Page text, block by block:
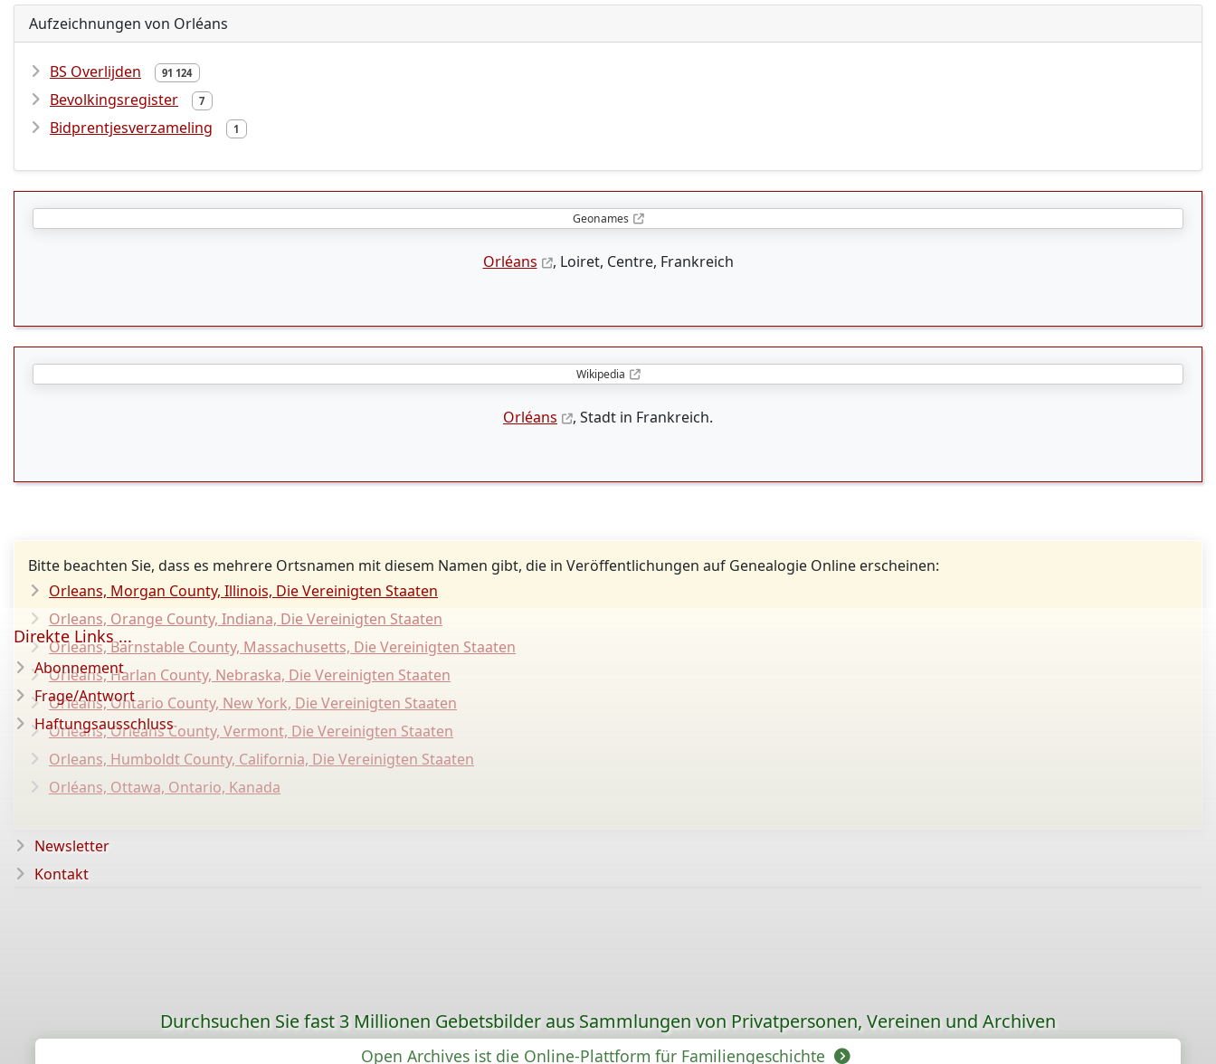
Aufzeichnungen von Orléans
BS Overlijden 91 124
Bevolkingsregister 7
Bidprentjesverzameling 1
Geonames
Orléans , Loiret, Centre, Frankreich
Wikipedia
Orléans , Stadt in Frankreich.
Bitte beachten Sie, dass es mehrere Ortsnamen mit diesem Namen gibt, die in Veröffentlichungen auf Genealogie Online erscheinen:
Orleans, Morgan County, Illinois, Die Vereinigten Staaten
Orleans, Orange County, Indiana, Die Vereinigten Staaten
Orleans, Barnstable County, Massachusetts, Die Vereinigten Staaten
Orleans, Harlan County, Nebraska, Die Vereinigten Staaten
Orleans, Ontario County, New York, Die Vereinigten Staaten
Orleans, Orleans County, Vermont, Die Vereinigten Staaten
Orleans, Humboldt County, California, Die Vereinigten Staaten
Orléans, Ottawa, Ontario, Kanada
Direkte Links ...
Abonnement
Frage/Antwort
Haftungsausschluss
Newsletter
Kontakt
Durchsuchen Sie fast 3 Millionen Gebetsbilder aus Sammlungen von Privatpersonen, Vereinen und Archiven
Open Archives ist die Online-Plattform für Familiengeschichte